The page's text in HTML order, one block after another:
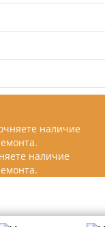
наличие